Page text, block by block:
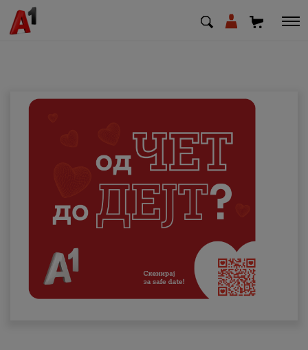
Деловни
Поддршка
Надополни кредит
Плати сметка